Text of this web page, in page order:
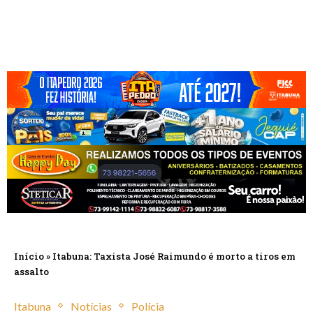
Início» Itabuna: Taxista José Raimundo é morto a tiros em
assalto
Itabuna Notícias Polícia